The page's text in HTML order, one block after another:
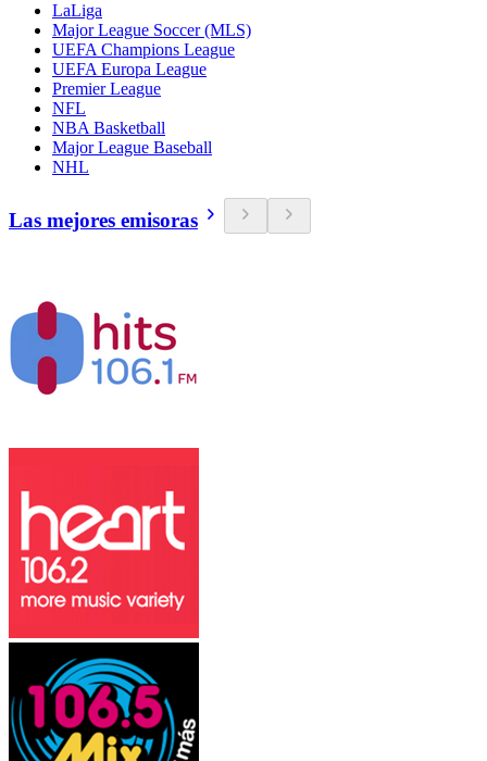
LaLiga
Major League Soccer (MLS)
UEFA Champions League
UEFA Europa League
Premier League
NFL
NBA Basketball
Major League Baseball
NHL
Las mejores emisoras